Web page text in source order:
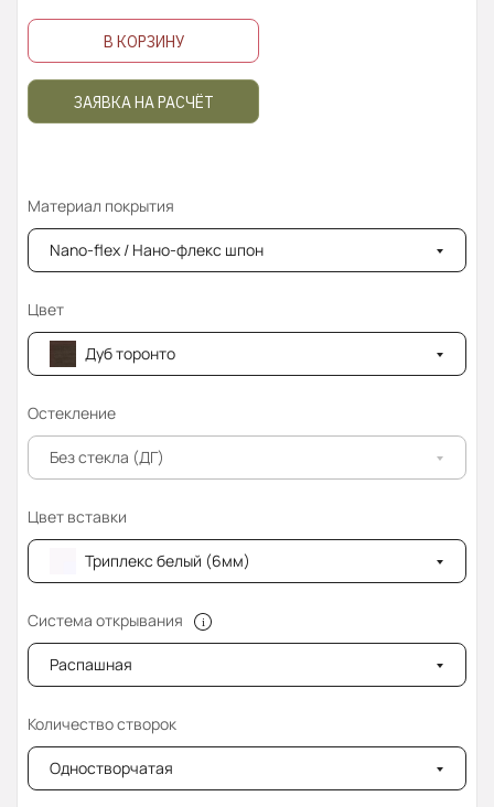
В КОРЗИНУ
ЗАЯВКА НА РАСЧЁТ
Материал покрытия
Nano-flex / Нано-флекс шпон
Цвет
Дуб торонто
Остекление
Без стекла (ДГ)
Цвет вставки
Триплекс белый (6мм)
Система открывания
Распашная
Количество створок
Одностворчатая